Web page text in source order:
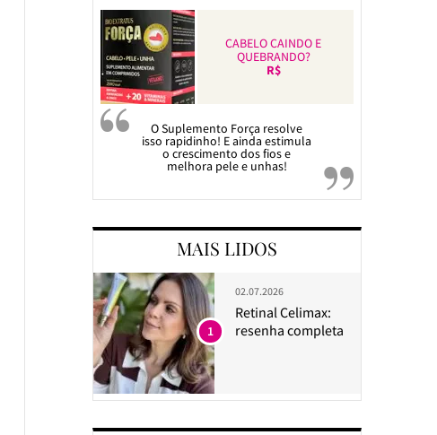
CABELO CAINDO E
QUEBRANDO?
R$
O Suplemento Força resolve
isso rapidinho! E ainda estimula
o crescimento dos fios e
melhora pele e unhas!
MAIS LIDOS
02.07.2026
Retinal Celimax:
resenha completa
1